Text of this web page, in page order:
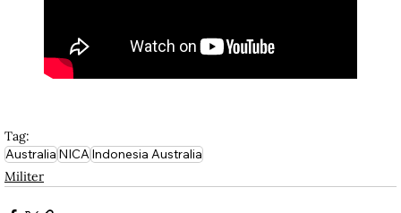
Tag:
AustraliaNICAIndonesia Australia
Militer